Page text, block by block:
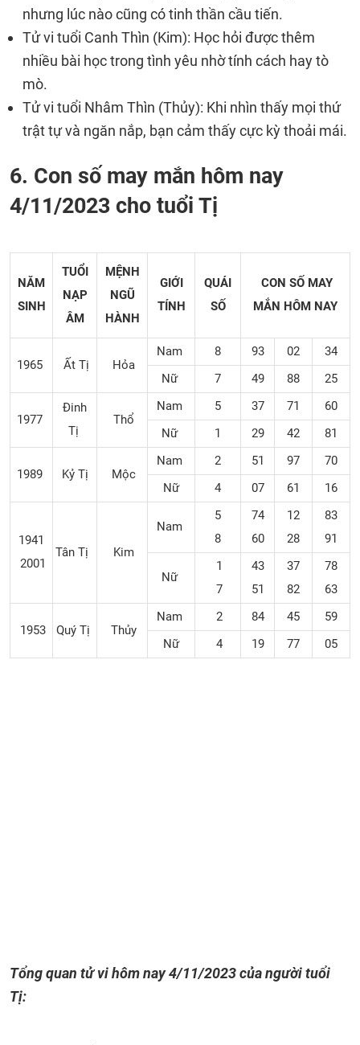
nhưng lúc nào cũng có tinh thần cầu tiến.
Tử vi tuổi Canh Thìn (Kim): Học hỏi được thêm
nhiều bài học trong tình yêu nhờ tính cách hay tò
mò.
Tử vi tuổi Nhâm Thìn (Thủy): Khi nhìn thấy mọi thứ
trật tự và ngăn nắp, bạn cảm thấy cực kỳ thoải mái.
6. Con số may mắn hôm nay
4/11/2023 cho tuổi Tị
NĂM
SINH
TUỔI
NẠP
ÂM
MỆNH
NGŨ
HÀNH
GIỚI
TÍNH
QUÁI
SỐ
CON SỐ MAY
MẮN HÔM NAY
1965 Ất Tị Hỏa
Nam 8 93 02
34
Nữ
7 49 88 25
1977
Đinh
Tị
Thổ
Nam 5 37 71
60
Nữ
1 29 42 81
1989 Kỷ Tị Mộc
Nam 2 51 97
70
Nữ
4 07 61 16
1941
2001
Tân Tị Kim
Nam
5
8
74
60
12
28
83
91
Nữ
1
7
43
51
37
82
78
63
1953 Quý Tị Thủy
Nam 2 84 45
59
Nữ
4 19 77 05
Tổng quan tử vi hôm nay4/11/2023của người tuổi
Tị: